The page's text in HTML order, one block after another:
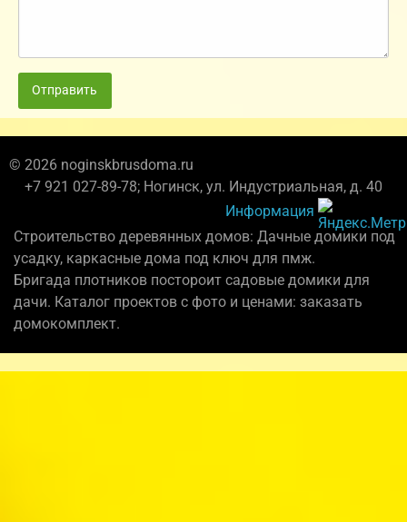
Отправить
© 2026 noginskbrusdoma.ru
+7 921 027-89-78; Ногинск, ул. Индустриальная, д. 40
Информация
Строительство деревянных домов: Дачные домики под
усадку, каркасные дома под ключ для пмж.
Бригада плотников постороит садовые домики для
дачи. Каталог проектов с фото и ценами: заказать
домокомплект.